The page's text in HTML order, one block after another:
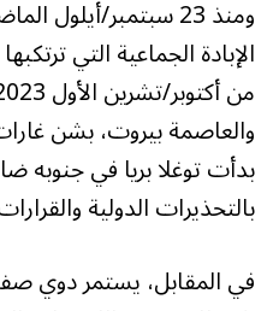
ومنذ 23 سبتمبر/
الإبادة الجماعية التي
والعاصمة بيروت، بشن
بدأت توغلا بريا في جنوبه
بالتحذيرات الدولية
في المقابل، يستمر دوي